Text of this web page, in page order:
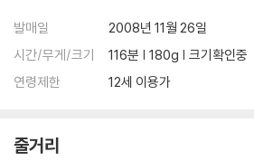
발매일
2008년 11월 26일
시간/무게/크기
116분 | 180g | 크기확인중
연령제한
12세 이용가
줄거리